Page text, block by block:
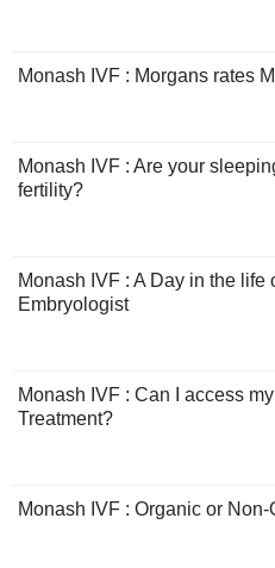
Monash IVF : Morgans rates
Monash IVF : Are your
fertility?
Monash IVF : A Day in the
Embryologist
Monash IVF : Can I access
Treatment?
Monash IVF : Organic or Non-